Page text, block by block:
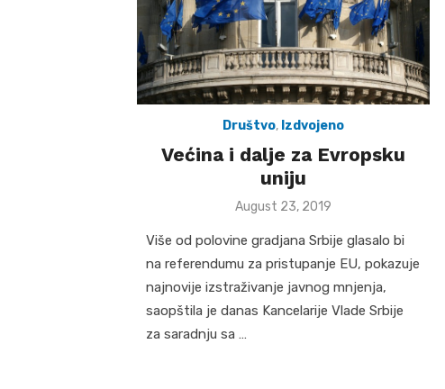
Društvo, Izdvojeno
Većina i dalje za Evropsku
uniju
Posted
August 23, 2019
Više od polovine gradjana Srbije glasalo bi
na referendumu za pristupanje EU, pokazuje
najnovije izstraživanje javnog mnjenja,
saopštila je danas Kancelarije Vlade Srbije
za saradnju sa …